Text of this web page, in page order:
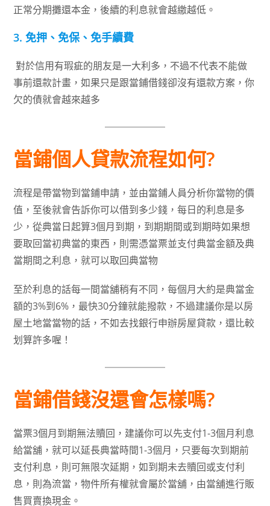
正常分期攤還本金，後續的利息就會越繳越低。
3. 免押、免保、免手續費
對於信用有瑕疵的朋友是一大利多，不過不代表不能做
事前還款計畫，如果只是跟當鋪借錢卻沒有還款方案，你
欠的債就會越來越多
當鋪個人貸款流程如何?
流程是帶當物到當鋪申請，並由當鋪人員分析你當物的價
值，至後就會告訴你可以借到多少錢，每日的利息是多
少，從典當日起算3個月到期，到期期間或到期時如果想
要取回當初典當的東西，則需憑當票並支付典當金額及典
當期間之利息，就可以取回典當物
至於利息的話每一間當舖稍有不同，每個月大約是典當金
額的3%到6%，最快30分鐘就能撥款，不過建議你是以房
屋土地當當物的話，不如去找銀行申辦房屋貸款，還比較
划算許多喔！
當鋪借錢沒還會怎樣嗎?
當票3個月到期無法贖回，建議你可以先支付1-3個月利息
給當舖，就可以延長典當時間1-3個月，只要每次到期前
支付利息，則可無限次延期，如到期未去贖回或支付利
息，則為流當，物件所有權就會屬於當舖，由當舖進行販
售買賣換現金。